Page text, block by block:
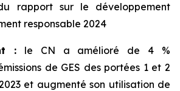
rapport sur le développement
responsable 2024
:le CN a amélioré de 4 %
de GES des portées 1 et 2
et augmenté son utilisation de